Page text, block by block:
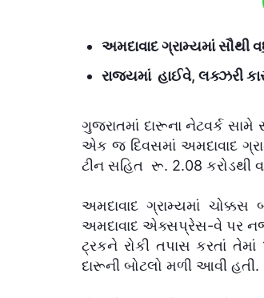
અમદાવાદ ગ્રામ્યમાં સૌથી
રાજ્યમાં હાઈવે, લક્ઝરી
ગુજરાતમાં દારૂના નેટવર્ક
એક જ દિવસમાં અમદાવાદ
ટીન સહિત રૂ. 2.08 કરોડથી
અમદાવાદ ગ્રામ્યમાં ચોક્કસ
અમદાવાદ એક્સપ્રેસ-વે પર
ટ્રકને રોકી તપાસ કરતાં
દારૂની બોટલો મળી આવી હતી.